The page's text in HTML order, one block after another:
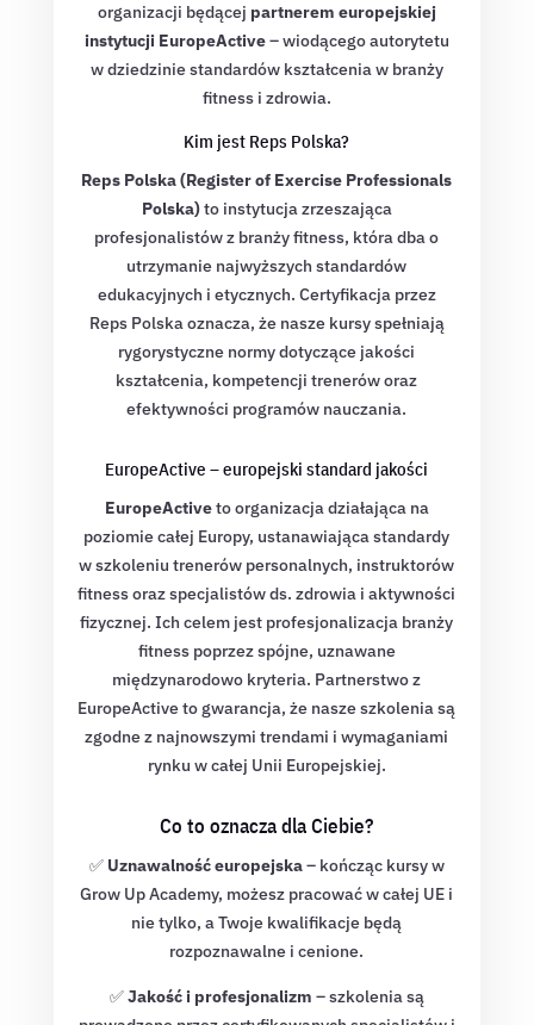
organizacji będącej partnerem europejskiej
instytucji EuropeActive– wiodącego autorytetu
w dziedzinie standardów kształcenia w branży
fitness i zdrowia.
Kim jest Reps Polska?
Reps Polska (Register of Exercise Professionals
Polska)to instytucja zrzeszająca
profesjonalistów z branży fitness, która dba o
utrzymanie najwyższych standardów
edukacyjnych i etycznych. Certyfikacja przez
Reps Polska oznacza, że nasze kursy spełniają
rygorystyczne normy dotyczące jakości
kształcenia, kompetencji trenerów oraz
efektywności programów nauczania.
EuropeActive – europejski standard jakości
EuropeActiveto organizacja działająca na
poziomie całej Europy, ustanawiająca standardy
w szkoleniu trenerów personalnych, instruktorów
fitness oraz specjalistów ds. zdrowia i aktywności
fizycznej. Ich celem jest profesjonalizacja branży
fitness poprzez spójne, uznawane
międzynarodowo kryteria. Partnerstwo z
EuropeActive to gwarancja, że nasze szkolenia są
zgodne z najnowszymi trendami i wymaganiami
rynku w całej Unii Europejskiej.
Co to oznacza dla Ciebie?
✅ Uznawalność europejska– kończąc kursy w
Grow Up Academy, możesz pracować w całej UE i
nie tylko, a Twoje kwalifikacje będą
rozpoznawalne i cenione.
✅Jakość i profesjonalizm – szkolenia są